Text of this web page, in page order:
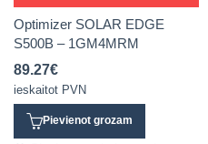
Optimizer SOLAR EDGE
S500B – 1GM4MRM
89.27€
ieskaitot PVN
Pievienot grozam